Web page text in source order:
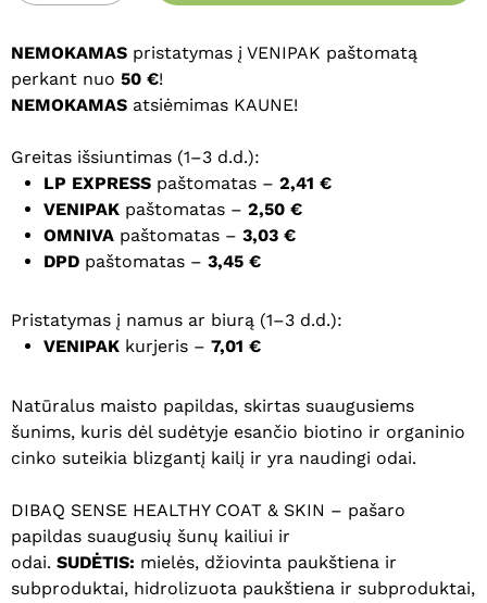
NEMOKAMAS pristatymas į VENIPAK paštomatą
perkant nuo 50 €!
NEMOKAMAS atsiėmimas KAUNE!
Greitas išsiuntimas (1–3 d.d.):
LP EXPRESS paštomatas – 2,41 €
VENIPAK paštomatas – 2,50 €
OMNIVA paštomatas – 3,03 €
DPD paštomatas – 3,45 €
Pristatymas į namus ar biurą (1–3 d.d.):
VENIPAK kurjeris – 7,01 €
Natūralus maisto papildas, skirtas suaugusiems
šunims, kuris dėl sudėtyje esančio biotino ir organinio
cinko suteikia blizgantį kailį ir yra naudingi odai.
DIBAQ SENSE HEALTHY COAT & SKIN – pašaro
papildas suaugusių šunų kailiui ir
odai. SUDĖTIS: mielės, džiovinta paukštiena ir
subproduktai, hidrolizuota paukštiena ir subproduktai,